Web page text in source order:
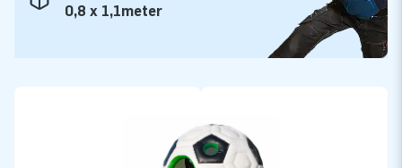
JB laat al meer dan 15 jaar mensen wereldwijd een gat in de
lucht springen. Wil je zelf ervaren waarom? Omdat ons team
van designers, ontwikkelaars en logistiek medewerkers je
en levering. Zij noemen ons ook wel ‘creators of greatness’.
0,8 x 1,1meter